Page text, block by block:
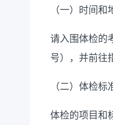
（一）时间和
请入围体检的
号），并前往
（二）体检标
体检的项目和